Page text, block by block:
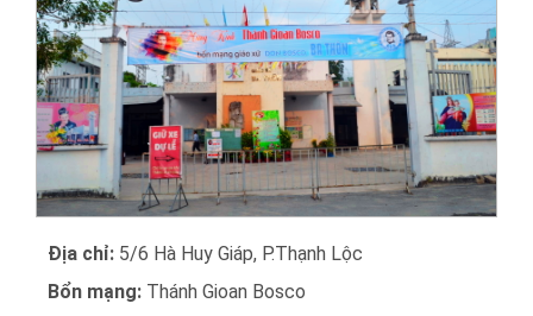
Địa chỉ: 5/6 Hà Huy Giáp, P.Thạnh Lộc
Bổn mạng: Thánh Gioan Bosco